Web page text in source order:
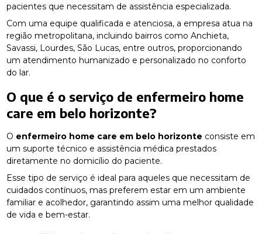
pacientes que necessitam de assistência especializada.
Com uma equipe qualificada e atenciosa, a empresa atua na
região metropolitana, incluindo bairros como Anchieta,
Savassi, Lourdes, São Lucas, entre outros, proporcionando
um atendimento humanizado e personalizado no conforto
do lar.
O que é o serviço de enfermeiro home
care em belo horizonte?
O enfermeiro home care em belo horizonte consiste em
um suporte técnico e assistência médica prestados
diretamente no domicílio do paciente.
Esse tipo de serviço é ideal para aqueles que necessitam de
cuidados contínuos, mas preferem estar em um ambiente
familiar e acolhedor, garantindo assim uma melhor qualidade
de vida e bem-estar.